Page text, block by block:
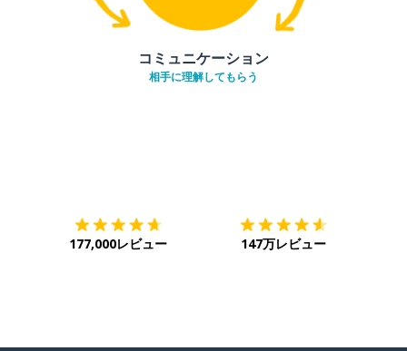
コミュニケーション
相手に理解してもらう
177,000レビュー 147万レビュー